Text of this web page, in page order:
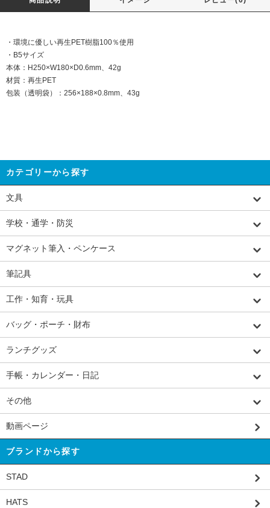
・環境に優しい再生PET樹脂100％使用
・B5サイズ
本体：H250×W180×D0.6mm、42g
材質：再生PET
包装（透明袋）：256×188×0.8mm、43g
カテゴリーから探す
文具
学校・通学・防災
マグネット筆入・ペンケース
筆記具
工作・知育・玩具
バッグ・ポーチ・財布
ランチグッズ
手帳・カレンダー・日記
その他
動画ページ
ブランドから探す
STAD
HATS